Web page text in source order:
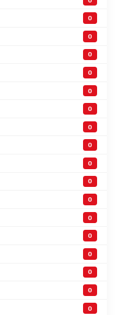
0
0
0
0
0
0
0
0
0
0
0
0
0
0
0
0
0